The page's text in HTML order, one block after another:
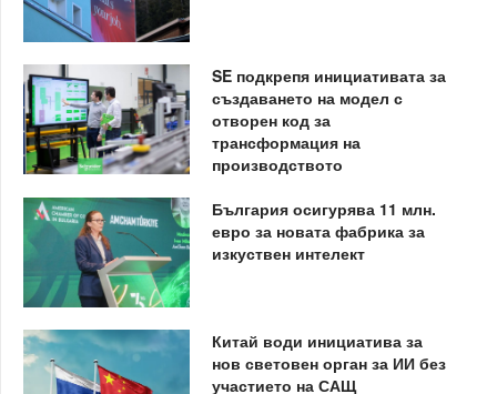
SE подкрепя инициативата за
създаването на модел с
отворен код за
трансформация на
производството
България осигурява 11 млн.
евро за новата фабрика за
изкуствен интелект
Китай води инициатива за
нов световен орган за ИИ без
участието на САЩ